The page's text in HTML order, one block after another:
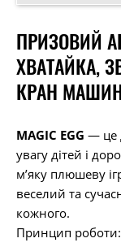
ПРИЗОВИЙ
ХВАТАЙКА,
КРАН
MAGIC EGG — це
увагу дітей і
м’яку плюшеву
веселий та
кожного.
Принцип роботи: